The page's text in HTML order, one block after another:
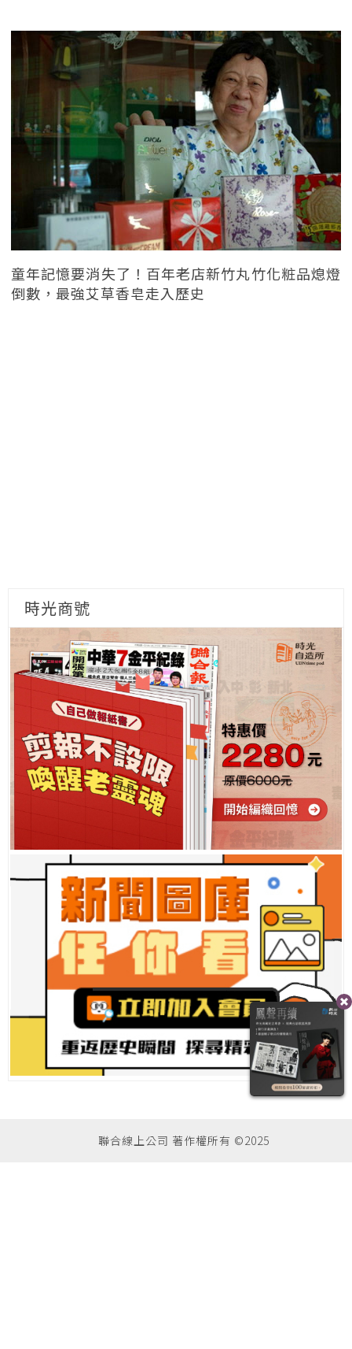
童年記憶要消失了！百年老店新竹丸竹化粧品熄燈
倒數，最強艾草香皂走入歷史
時光商號
聯合線上公司 著作權所有 ©2025